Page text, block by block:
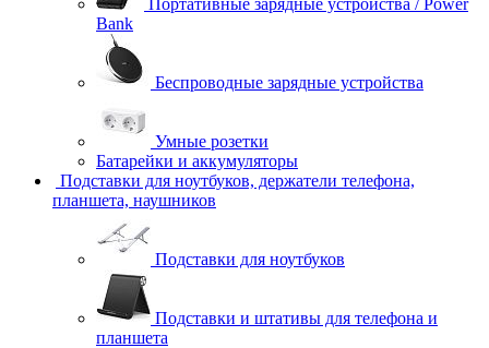
Портативные зарядные устройства / Power
Bank
Беспроводные зарядные устройства
Умные розетки
Батарейки и аккумуляторы
Подставки для ноутбуков, держатели телефона,
планшета, наушников
Подставки для ноутбуков
Подставки и штативы для телефона и
планшета